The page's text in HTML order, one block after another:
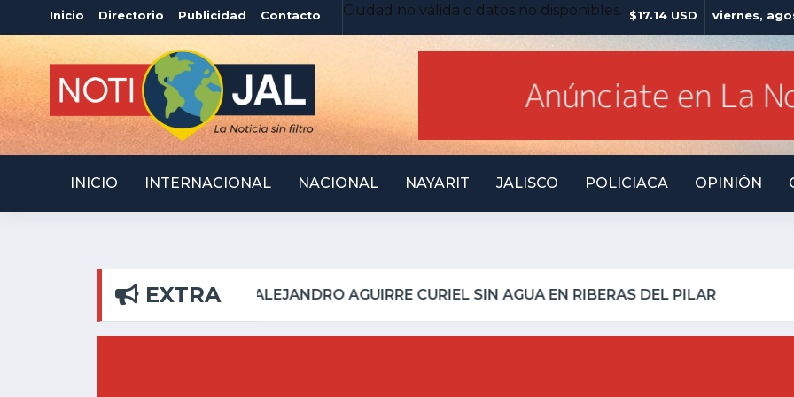
Inicio Directorio Publicidad Contacto Ciudad no válida o datos no disponibles. $17.14 USD viernes,
INICIO INTERNACIONAL NACIONAL NAYARIT JALISCO POLICIACA OPINIÓN
EXTRA ATOTONILQUILLO INSEGURO Y AL VIRREY NO LE IMPORTA